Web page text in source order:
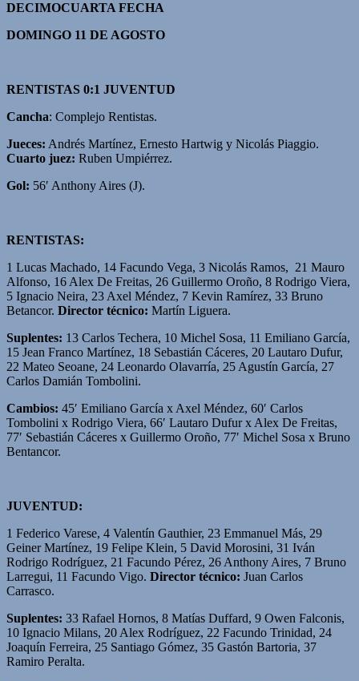
DECIMOCUARTA FECHA
DOMINGO 11 DE AGOSTO
RENTISTAS 0:1 JUVENTUD
Cancha: Complejo Rentistas.
Jueces: Andrés Martínez, Ernesto Hartwig y Nicolás Piaggio.
Cuarto juez: Ruben Umpiérrez.
Gol: 56′ Anthony Aires (J).
RENTISTAS:
1 Lucas Machado, 14 Facundo Vega, 3 Nicolás Ramos, 21 Mauro
Alfonso, 16 Alex De Freitas, 26 Guillermo Oroño, 8 Rodrigo Viera,
5 Ignacio Neira, 23 Axel Méndez, 7 Kevin Ramírez, 33 Bruno
Betancor. Director técnico: Martín Liguera.
Suplentes: 13 Carlos Techera, 10 Michel Sosa, 11 Emiliano García,
15 Jean Franco Martínez, 18 Sebastián Cáceres, 20 Lautaro Dufur,
22 Mateo Seoane, 24 Leonardo Olavarría, 25 Agustín García, 27
Carlos Damián Tombolini.
Cambios: 45′ Emiliano García x Axel Méndez, 60′ Carlos
Tombolini x Rodrigo Viera, 66′ Lautaro Dufur x Alex De Freitas,
77′ Sebastián Cáceres x Guillermo Oroño, 77′ Michel Sosa x Bruno
Bentancor.
JUVENTUD:
1 Federico Varese, 4 Valentín Gauthier, 23 Emmanuel Más, 29
Geiner Martínez, 19 Felipe Klein, 5 David Morosini, 31 Iván
Rodrigo Rodríguez, 21 Facundo Pérez, 26 Anthony Aires, 7 Bruno
Larregui, 11 Facundo Vigo. Director técnico: Juan Carlos
Carrasco.
Suplentes: 33 Rafael Hornos, 8 Matías Duffard, 9 Owen Falconis,
10 Ignacio Milans, 20 Alex Rodríguez, 22 Facundo Trinidad, 24
Joaquín Ferreira, 25 Santiago Gómez, 35 Gastón Bartoria, 37
Ramiro Peralta.